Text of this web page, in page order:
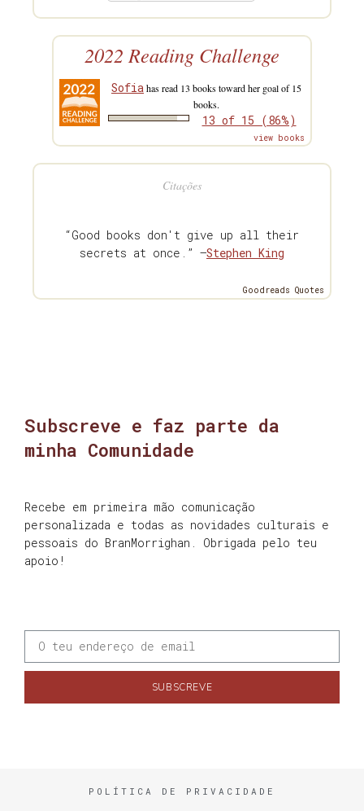
2022 Reading Challenge
Sofia has read 13 books toward her goal of 15
books.
13 of 15 (86%)
view books
Citações
“Good books don't give up all their
secrets at once.” —Stephen King
Goodreads Quotes
Subscreve e faz parte da
minha Comunidade
Recebe em primeira mão comunicação
personalizada e todas as novidades culturais e
pessoais do BranMorrighan. Obrigada pelo teu
apoio!
SUBSCREVE
POLÍTICA DE PRIVACIDADE